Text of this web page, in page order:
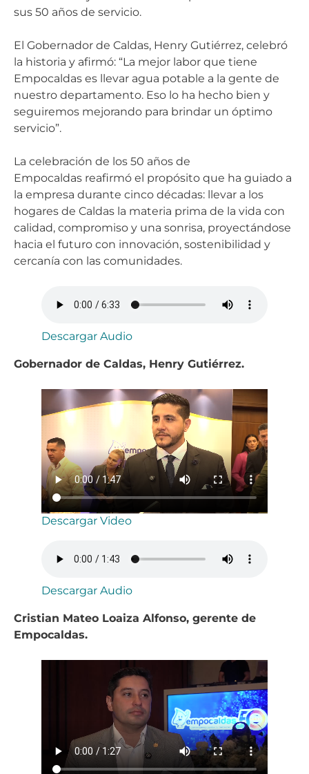
sus 50 años de servicio.
El Gobernador de Caldas, Henry Gutiérrez, celebró
la historia y afirmó: “La mejor labor que tiene
Empocaldas es llevar agua potable a la gente de
nuestro departamento. Eso lo ha hecho bien y
seguiremos mejorando para brindar un óptimo
servicio”.
La celebración de los 50 años de
Empocaldas reafirmó el propósito que ha guiado a
la empresa durante cinco décadas: llevar a los
hogares de Caldas la materia prima de la vida con
calidad, compromiso y una sonrisa, proyectándose
hacia el futuro con innovación, sostenibilidad y
cercanía con las comunidades.
Descargar Audio
Gobernador de Caldas, Henry Gutiérrez.
Descargar Video
Descargar Audio
Cristian Mateo Loaiza Alfonso, gerente de
Empocaldas.